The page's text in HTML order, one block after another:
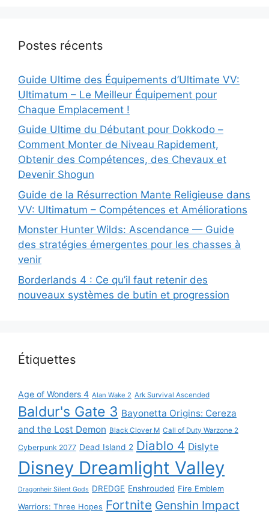
Postes récents
Guide Ultime des Équipements d’Ultimate VV:
Ultimatum – Le Meilleur Équipement pour
Chaque Emplacement !
Guide Ultime du Débutant pour Dokkodo –
Comment Monter de Niveau Rapidement,
Obtenir des Compétences, des Chevaux et
Devenir Shogun
Guide de la Résurrection Mante Religieuse dans
VV: Ultimatum – Compétences et Améliorations
Monster Hunter Wilds: Ascendance — Guide
des stratégies émergentes pour les chasses à
venir
Borderlands 4 : Ce qu’il faut retenir des
nouveaux systèmes de butin et progression
Étiquettes
Age of Wonders 4 Alan Wake 2 Ark Survival Ascended
Baldur's Gate 3 Bayonetta Origins: Cereza
and the Lost Demon Black Clover M Call of Duty Warzone 2
Cyberpunk 2077 Dead Island 2 Diablo 4 Dislyte
Disney Dreamlight Valley
Dragonheir Silent Gods DREDGE Enshrouded Fire Emblem
Warriors: Three Hopes Fortnite Genshin Impact